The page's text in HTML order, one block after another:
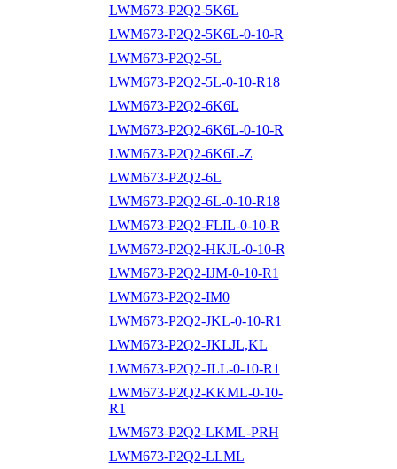
LWM673-P2Q2-5K6L
LWM673-P2Q2-5K6L-0-10-R
LWM673-P2Q2-5L
LWM673-P2Q2-5L-0-10-R18
LWM673-P2Q2-6K6L
LWM673-P2Q2-6K6L-0-10-R
LWM673-P2Q2-6K6L-Z
LWM673-P2Q2-6L
LWM673-P2Q2-6L-0-10-R18
LWM673-P2Q2-FLIL-0-10-R
LWM673-P2Q2-HKJL-0-10-R
LWM673-P2Q2-IJM-0-10-R1
LWM673-P2Q2-IM0
LWM673-P2Q2-JKL-0-10-R1
LWM673-P2Q2-JKLJL,KL
LWM673-P2Q2-JLL-0-10-R1
LWM673-P2Q2-KKML-0-10-
R1
LWM673-P2Q2-LKML-PRH
LWM673-P2Q2-LLML